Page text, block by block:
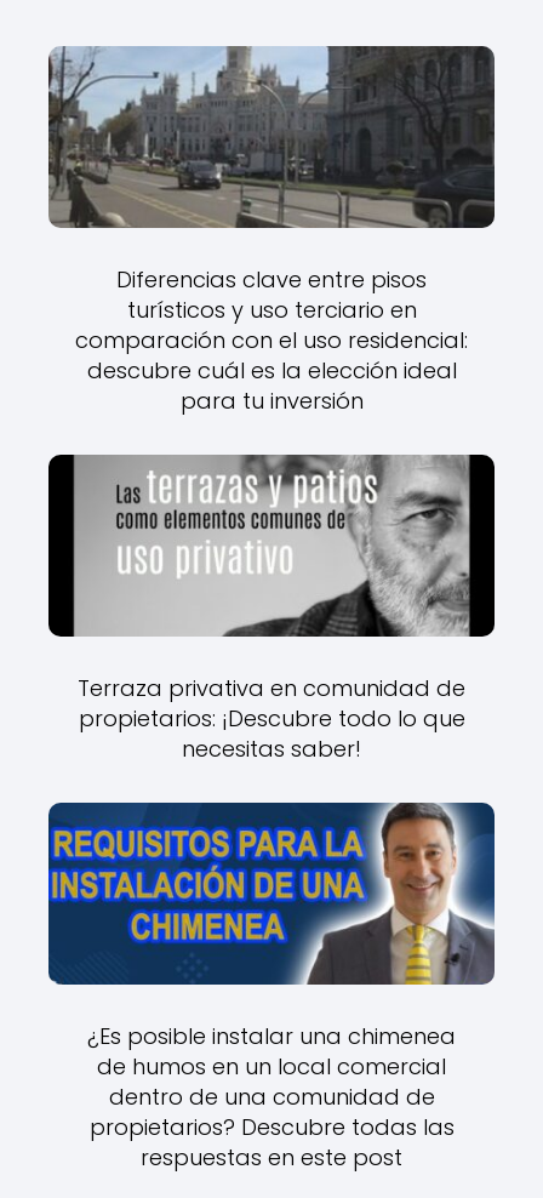
Diferencias clave entre pisos
turísticos y uso terciario en
comparación con el uso residencial:
descubre cuál es la elección ideal
para tu inversión
Terraza privativa en comunidad de
propietarios: ¡Descubre todo lo que
necesitas saber!
¿Es posible instalar una chimenea
de humos en un local comercial
dentro de una comunidad de
propietarios? Descubre todas las
respuestas en este post